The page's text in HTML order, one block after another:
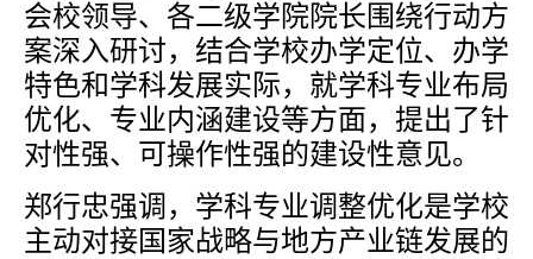
会校领导、各二级学院院长围绕行动方
案深入研讨，结合学校办学定位、办学
特色和学科发展实际，就学科专业布局
优化、专业内涵建设等方面，提出了针
对性强、可操作性强的建设性意见。
郑行忠强调， 学科专业调整优化是学校
主动对接国家战略与地方产业链发展的